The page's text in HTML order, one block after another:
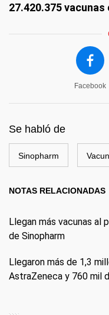
27.420.375
Facebook
Se habló de
Sinopharm
NOTAS RELACIONADAS
Llegan más vacunas al
de Sinopharm
Llegaron más de 1,3
AstraZeneca y 760 mil